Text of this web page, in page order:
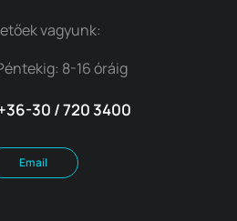
vagyunk:
8-16 óráig
30 / 720 3400
Email